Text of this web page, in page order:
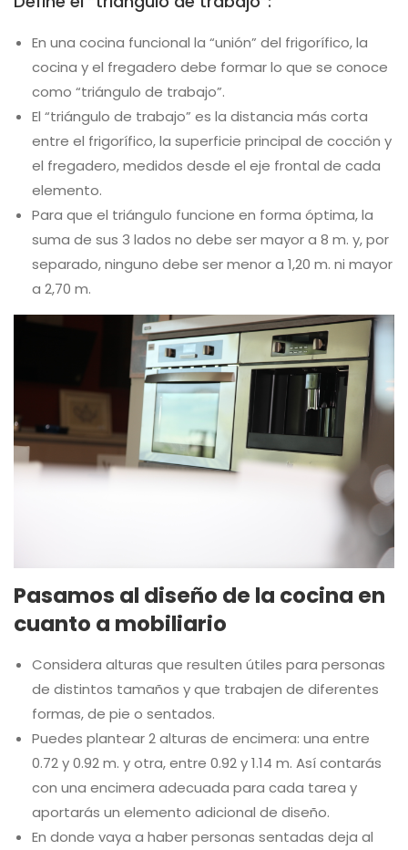
En una cocina funcional la “unión” del frigorífico, la
cocina y el fregadero debe formar lo que se conoce
como “triángulo de trabajo”.
El “triángulo de trabajo” es la distancia más corta
entre el frigorífico, la superficie principal de cocción y
el fregadero, medidos desde el eje frontal de cada
elemento.
Para que el triángulo funcione en forma óptima, la
suma de sus 3 lados no debe ser mayor a 8 m. y, por
separado, ninguno debe ser menor a 1,20 m. ni mayor
a 2,70 m.
Pasamos al diseño de la cocina en
cuanto a mobiliario
Considera alturas que resulten útiles para personas
de distintos tamaños y que trabajen de diferentes
formas, de pie o sentados.
Puedes plantear 2 alturas de encimera: una entre
0.72 y 0.92 m. y otra, entre 0.92 y 1.14 m. Así contarás
con una encimera adecuada para cada tarea y
aportarás un elemento adicional de diseño.
En donde vaya a haber personas sentadas deja al